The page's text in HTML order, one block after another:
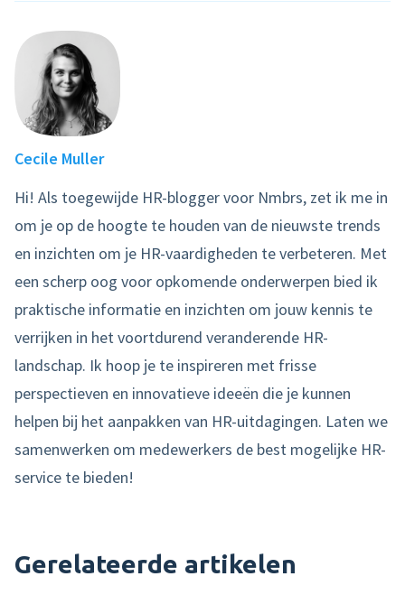
Cecile Muller
Hi! Als toegewijde HR-blogger voor Nmbrs, zet ik me in
om je op de hoogte te houden van de nieuwste trends
en inzichten om je HR-vaardigheden te verbeteren. Met
een scherp oog voor opkomende onderwerpen bied ik
praktische informatie en inzichten om jouw kennis te
verrijken in het voortdurend veranderende HR-
landschap. Ik hoop je te inspireren met frisse
perspectieven en innovatieve ideeën die je kunnen
helpen bij het aanpakken van HR-uitdagingen. Laten we
samenwerken om medewerkers de best mogelijke HR-
service te bieden!
Gerelateerde artikelen